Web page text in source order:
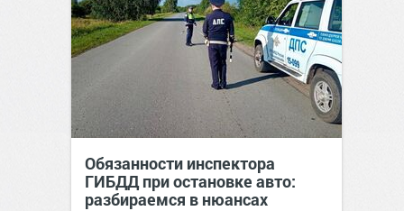
Обязанности инспектора
ГИБДД при остановке авто:
разбираемся в нюансах